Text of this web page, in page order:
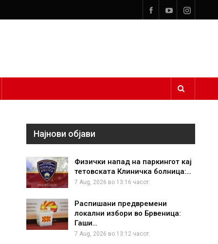
Најнови објави
Физички напад на паркингот кај
тетовската Клиничка болница:…
7 Aug, 2026 во 13:16 часот.
Распишани предвремени
локални избори во Брвеница:
Гаши…
7 Aug, 2026 во 13:12 часот.